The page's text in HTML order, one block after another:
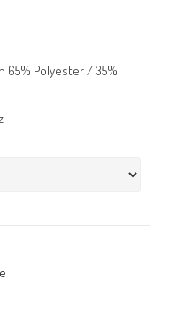
65% Polyester / 35%